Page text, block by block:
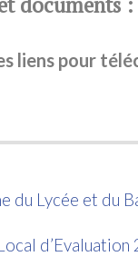
liens pour
du Lycée et du